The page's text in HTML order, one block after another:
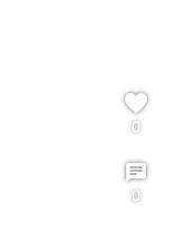
0
0